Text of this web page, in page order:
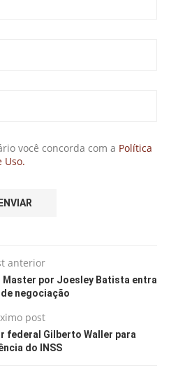
você concorda com a Política
Uso.
anterior
Master por Joesley Batista entra
de negociação
post
federal Gilberto Waller para
do INSS